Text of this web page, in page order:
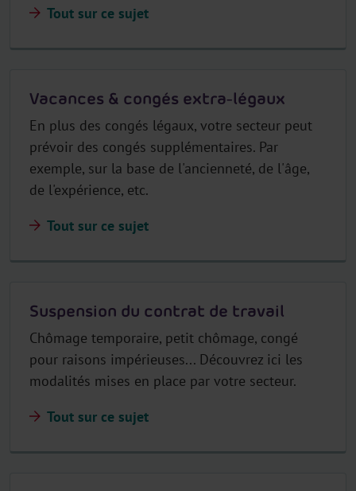
Tout sur ce sujet
Vacances & congés extra-légaux
En plus des congés légaux, votre secteur peut
prévoir des congés supplémentaires. Par
exemple, sur la base de l'ancienneté, de l'âge,
de l'expérience, etc.
Tout sur ce sujet
Suspension du contrat de travail
Chômage temporaire, petit chômage, congé
pour raisons impérieuses... Découvrez ici les
modalités mises en place par votre secteur.
Tout sur ce sujet